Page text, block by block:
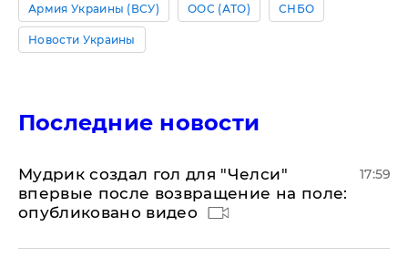
Армия Украины (ВСУ) ООС (АТО) СНБО
Новости Украины
Последние новости
Мудрик создал гол для "Челси"
впервые после возвращение на поле:
опубликовано видео
17:59